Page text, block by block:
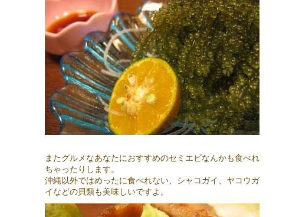
またグルメなあなたにおすすめのセミエビなんかも食べれ
ちゃったりします。
沖縄以外ではめったに食べれない、シャコガイ、ヤコウガ
イなどの貝類も美味しいですよ。